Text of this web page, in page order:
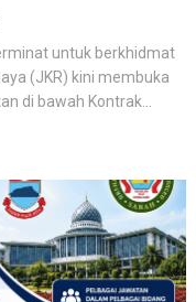
untuk berkhidmat
(JKR) kini membuka
di bawah Kontrak...